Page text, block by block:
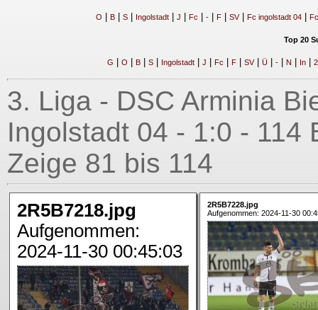
O B| S| Ingolstadt| J Fc -| F| SV| Fc ingolstadt 04|
Top 20
G O B| S| Ingolstadt| J Fc F| SV| Ü| -| N In| 2
3. Liga - DSC Arminia
Ingolstadt 04 - 1:0 - 114
Zeige 81 bis 114
2R5B7218.jpg
Aufgenommen:
2024-11-30 00:45:03
2R5B7228.jpg
Aufgenommen: 2024-11-30